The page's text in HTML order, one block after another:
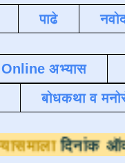
पाढे
Online अभ्यास
बोधकथा व
दैनंदिन